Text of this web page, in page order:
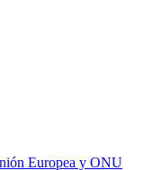
Europea y ONU